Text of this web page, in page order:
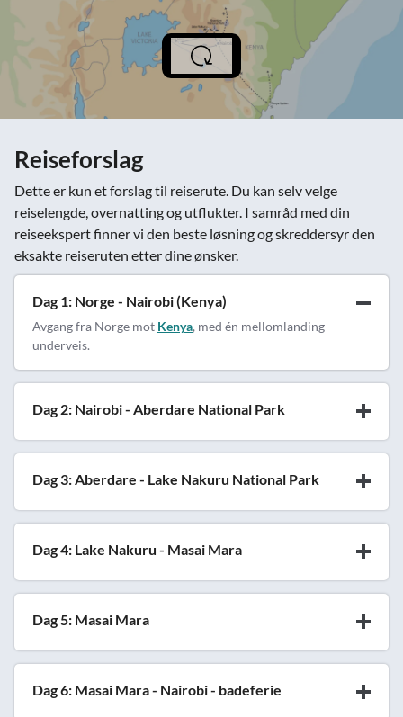
Reiseforslag
Dette er kun et forslag til reiserute. Du kan selv velge
reiselengde, overnatting og utflukter. I samråd med din
reiseekspert finner vi den beste løsning og skreddersyr den
eksakte reiseruten etter dine ønsker.
Dag 1: Norge - Nairobi (Kenya)
Avgang fra Norge mot Kenya, med én mellomlanding
underveis.
Dag 2: Nairobi - Aberdare National Park
Dag 3: Aberdare - Lake Nakuru National Park
Dag 4: Lake Nakuru - Masai Mara
Dag 5: Masai Mara
Dag 6: Masai Mara - Nairobi - badeferie